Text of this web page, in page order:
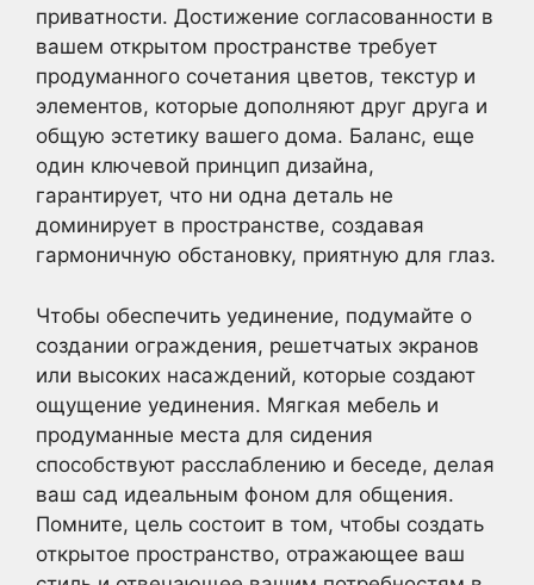
приватности. Достижение согласованности в
вашем открытом пространстве требует
продуманного сочетания цветов, текстур и
элементов, которые дополняют друг друга и
общую эстетику вашего дома. Баланс, еще
один ключевой принцип дизайна,
гарантирует, что ни одна деталь не
доминирует в пространстве, создавая
гармоничную обстановку, приятную для глаз.
Чтобы обеспечить уединение, подумайте о
создании ограждения, решетчатых экранов
или высоких насаждений, которые создают
ощущение уединения. Мягкая мебель и
продуманные места для сидения
способствуют расслаблению и беседе, делая
ваш сад идеальным фоном для общения.
Помните, цель состоит в том, чтобы создать
открытое пространство, отражающее ваш